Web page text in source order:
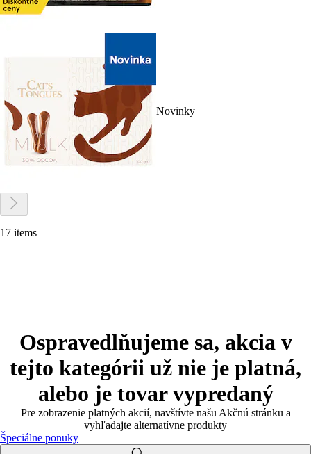
Novinky
17 items
Ospravedlňujeme sa, akcia v
tejto kategórii už nie je platná,
alebo je tovar vypredaný
Pre zobrazenie platných akcií, navštívte našu Akčnú stránku a
vyhľadajte alternatívne produkty
Špeciálne ponuky